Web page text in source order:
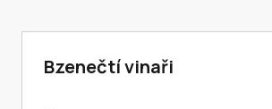
Bzenečtí vinaři